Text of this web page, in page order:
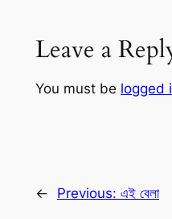
Leave a
You must be logged
← Previous: এই বেলা